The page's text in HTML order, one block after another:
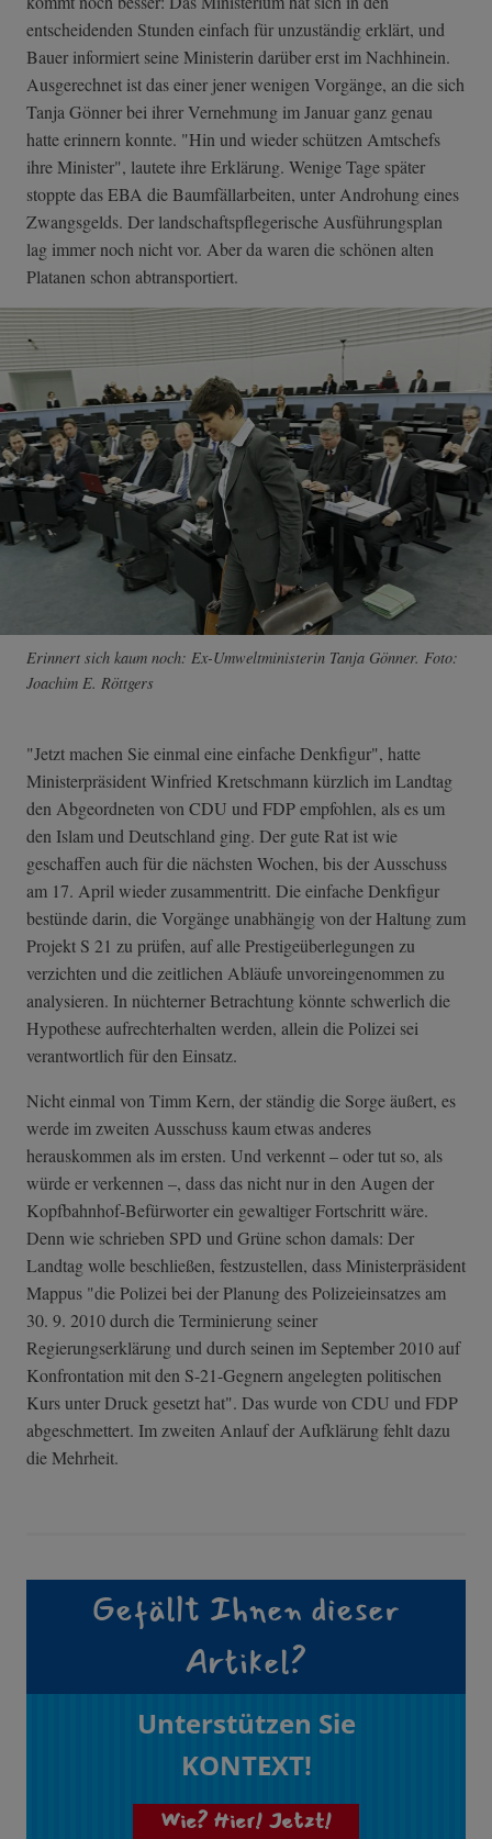
entscheidenden Stunden einfach für unzuständig erklärt, und
Bauer informiert seine Ministerin darüber erst im Nachhinein.
Ausgerechnet ist das einer jener wenigen Vorgänge, an die sich
Tanja Gönner bei ihrer Vernehmung im Januar ganz genau
hatte erinnern konnte. "Hin und wieder schützen Amtschefs
ihre Minister", lautete ihre Erklärung. Wenige Tage später
stoppte das EBA die Baumfällarbeiten, unter Androhung eines
Zwangsgelds. Der landschaftspflegerische Ausführungsplan
lag immer noch nicht vor. Aber da waren die schönen alten
Platanen schon abtransportiert.
Erinnert sich kaum noch: Ex-Umweltministerin Tanja Gönner. Foto:
Joachim E. Röttgers
"Jetzt machen Sie einmal eine einfache Denkfigur", hatte
Ministerpräsident Winfried Kretschmann kürzlich im Landtag
den Abgeordneten von CDU und FDP empfohlen, als es um
den Islam und Deutschland ging. Der gute Rat ist wie
geschaffen auch für die nächsten Wochen, bis der Ausschuss
am 17. April wieder zusammentritt. Die einfache Denkfigur
bestünde darin, die Vorgänge unabhängig von der Haltung zum
Projekt S 21 zu prüfen, auf alle Prestigeüberlegungen zu
verzichten und die zeitlichen Abläufe unvoreingenommen zu
analysieren. In nüchterner Betrachtung könnte schwerlich die
Hypothese aufrechterhalten werden, allein die Polizei sei
verantwortlich für den Einsatz.
Nicht einmal von Timm Kern, der ständig die Sorge äußert, es
werde im zweiten Ausschuss kaum etwas anderes
herauskommen als im ersten. Und verkennt – oder tut so, als
würde er verkennen –, dass das nicht nur in den Augen der
Kopfbahnhof-Befürworter ein gewaltiger Fortschritt wäre.
Denn wie schrieben SPD und Grüne schon damals: Der
Landtag wolle beschließen, festzustellen, dass Ministerpräsident
Mappus "die Polizei bei der Planung des Polizeieinsatzes am
30. 9. 2010 durch die Terminierung seiner
Regierungserklärung und durch seinen im September 2010 auf
Konfrontation mit den S-21-Gegnern angelegten politischen
Kurs unter Druck gesetzt hat". Das wurde von CDU und FDP
abgeschmettert. Im zweiten Anlauf der Aufklärung fehlt dazu
die Mehrheit.
Gefällt Ihnen dieser
Artikel?
Unterstützen Sie
KONTEXT!
Wie? Hier! Jetzt!